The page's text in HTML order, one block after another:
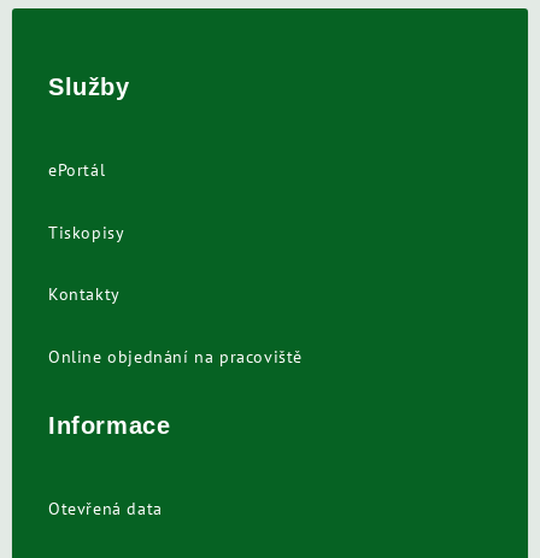
Služby
ePortál
Tiskopisy
Kontakty
Online objednání na pracoviště
Informace
Otevřená data